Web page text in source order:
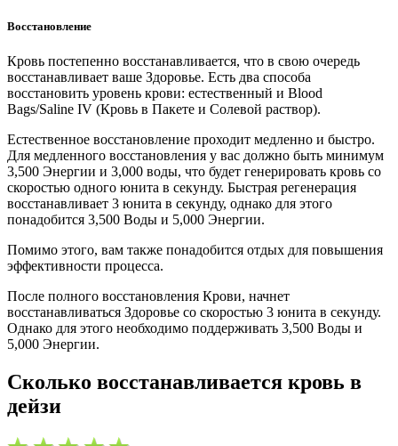
Восстановление
Кровь постепенно восстанавливается, что в свою очередь
восстанавливает ваше Здоровье. Есть два способа
восстановить уровень крови: естественный и Blood
Bags/Saline IV (Кровь в Пакете и Солевой раствор).
Естественное восстановление проходит медленно и быстро.
Для медленного восстановления у вас должно быть минимум
3,500 Энергии и 3,000 воды, что будет генерировать кровь со
скоростью одного юнита в секунду. Быстрая регенерация
восстанавливает 3 юнита в секунду, однако для этого
понадобится 3,500 Воды и 5,000 Энергии.
Помимо этого, вам также понадобится отдых для повышения
эффективности процесса.
После полного восстановления Крови, начнет
восстанавливаться Здоровье со скоростью 3 юнита в секунду.
Однако для этого необходимо поддерживать 3,500 Воды и
5,000 Энергии.
Сколько восстанавливается кровь в
дейзи